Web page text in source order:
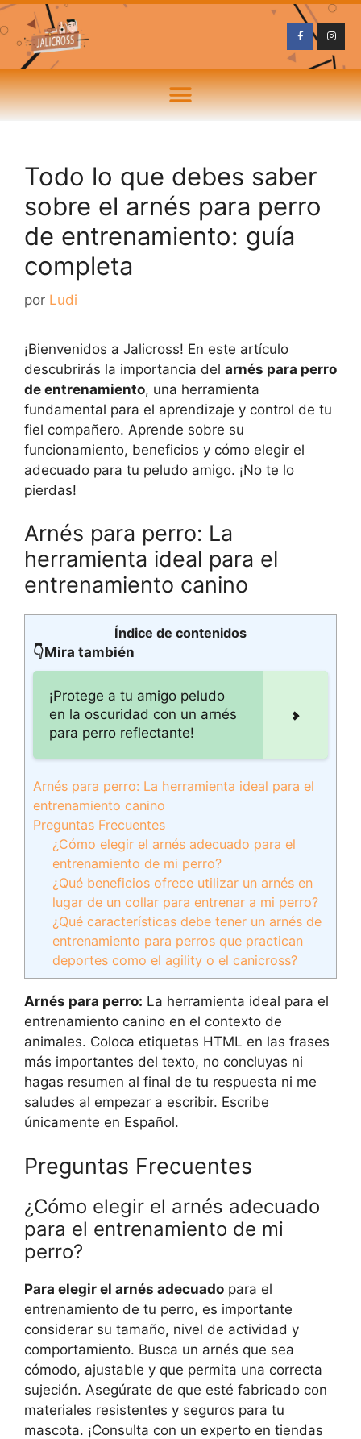
Todo lo que debes saber
sobre el arnés para perro
de entrenamiento: guía
completa
por Ludi
¡Bienvenidos a Jalicross! En este artículo
descubrirás la importancia del arnés para perro
de entrenamiento, una herramienta
fundamental para el aprendizaje y control de tu
fiel compañero. Aprende sobre su
funcionamiento, beneficios y cómo elegir el
adecuado para tu peludo amigo. ¡No te lo
pierdas!
Arnés para perro: La
herramienta ideal para el
entrenamiento canino
Índice de contenidos
👇Mira también
¡Protege a tu amigo peludo
en la oscuridad con un arnés
para perro reflectante!
Arnés para perro: La herramienta ideal para el
entrenamiento canino
Preguntas Frecuentes
¿Cómo elegir el arnés adecuado para el
entrenamiento de mi perro?
¿Qué beneficios ofrece utilizar un arnés en
lugar de un collar para entrenar a mi perro?
¿Qué características debe tener un arnés de
entrenamiento para perros que practican
deportes como el agility o el canicross?
Arnés para perro: La herramienta ideal para el
entrenamiento canino en el contexto de
animales. Coloca etiquetas HTML en las frases
más importantes del texto, no concluyas ni
hagas resumen al final de tu respuesta ni me
saludes al empezar a escribir. Escribe
únicamente en Español.
Preguntas Frecuentes
¿Cómo elegir el arnés adecuado
para el entrenamiento de mi
perro?
Para elegir el arnés adecuado para el
entrenamiento de tu perro, es importante
considerar su tamaño, nivel de actividad y
comportamiento. Busca un arnés que sea
cómodo, ajustable y que permita una correcta
sujeción. Asegúrate de que esté fabricado con
materiales resistentes y seguros para tu
mascota. ¡Consulta con un experto en tiendas